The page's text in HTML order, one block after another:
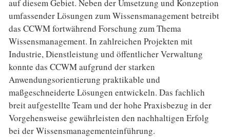
auf diesem Gebiet. Neben der Umsetzung und Konzeption
umfassender Lösungen zum Wissensmanagement betreibt
das CCWM fortwährend Forschung zum Thema
Wissensmanagement. In zahlreichen Projekten mit
Industrie, Dienstleistung und öffentlicher Verwaltung
konnte das CCWM aufgrund der starken
Anwendungsorientierung praktikable und
maßgeschneiderte Lösungen entwickeln. Das fachlich
breit aufgestellte Team und der hohe Praxisbezug in der
Vorgehensweise gewährleisten den nachhaltigen Erfolg
bei der Wissensmanagementeinführung.